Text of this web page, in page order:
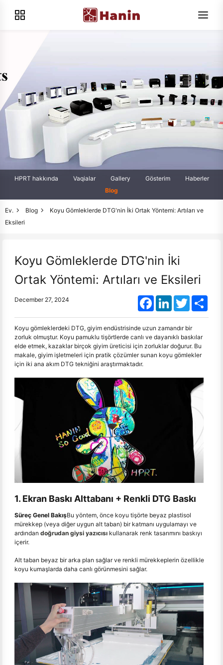
HPRT hakkında Vaqialar Gallery Gösterim
Haberler
Blog
Ev. Blog
Koyu Gömleklerde DTG'nin İki Ortak Yöntemi: Artıları ve
Eksileri
Koyu Gömleklerde DTG'nin İki
Ortak Yöntemi: Artıları ve Eksileri
December 27, 2024 FacebookLinkedInTwitter
Koyu gömleklerdeki DTG, giyim endüstrisinde uzun zamandır bir
zorluk olmuştur. Koyu pamuklu tişörtlerde canlı ve dayanıklı baskılar
elde etmek, kazaklar birçok giyim üreticisi için zorluklar doğurur. Bu
makale, giyim işletmeleri için pratik çözümler sunan koyu gömlekler
için iki ana akım DTG tekniğini araştırmaktadır.
1. Ekran Baskı Alttabanı + Renkli DTG Baskı
Süreç Genel BakışBu yöntem, önce koyu tişörte beyaz plastisol
mürekkep (veya diğer uygun alt taban) bir katmanı uygulamayı ve
ardından doğrudan giysi yazıcısı kullanarak renk tasarımını baskıyı
içerir.
Alt taban beyaz bir arka plan sağlar ve renkli mürekkeplerin özellikle
koyu kumaşlarda daha canlı görünmesini sağlar.